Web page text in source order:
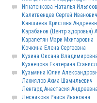
Игнатенкова Наталья
Калитвенцев Сергей Иванович
Каншиева Кристина
Карабанов (Центр
Карапетян Мэри Мхитаровна
Кочкина Елена Сергеевна
Кузина Оксана Владимировна
Кузнецова Екатерина
Кузьмина Юлия
Лахиялов Ахма Шамильевич
Ленгард Анастасия Андреевна
Лесникова Раиса Ивановна